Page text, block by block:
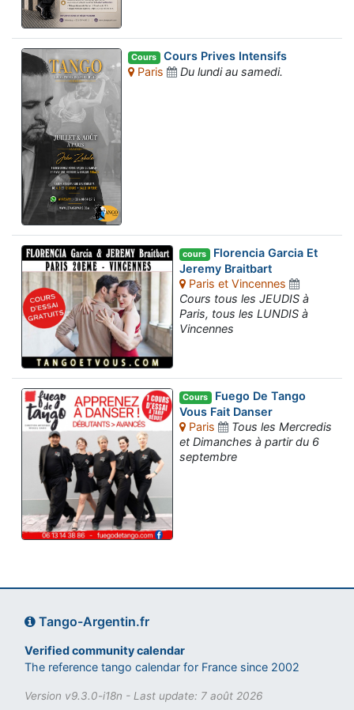
Cours Cours Prives Intensifs
Paris
Du lundi au samedi.
cours Florencia Garcia Et
Jeremy Braitbart
Paris et Vincennes
Cours tous les JEUDIS à
Paris, tous les LUNDIS à
Vincennes
Cours Fuego De Tango
Vous Fait Danser
Paris
Tous les Mercredis
et Dimanches à partir du 6
septembre
Tango-Argentin.fr
Verified community calendar
The reference tango calendar for France since 2002
Version v9.3.0-i18n - Last update: 7 août 2026